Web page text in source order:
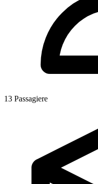
13 Passagiere